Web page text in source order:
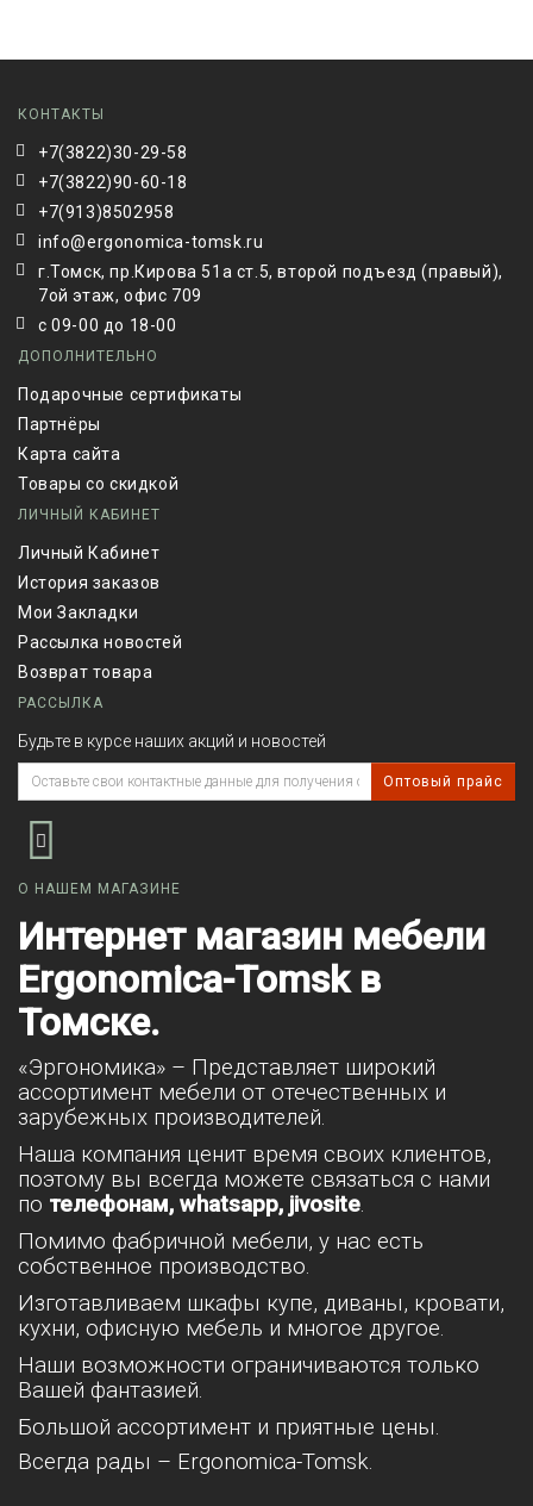
КОНТАКТЫ
+7(3822)30-29-58
+7(3822)90-60-18
+7(913)8502958
info@ergonomica-tomsk.ru
г.Томск, пр.Кирова 51а ст.5, второй подъезд (правый),
7ой этаж, офис 709
с 09-00 до 18-00
ДОПОЛНИТЕЛЬНО
Подарочные сертификаты
Партнёры
Карта сайта
Товары со скидкой
ЛИЧНЫЙ КАБИНЕТ
Личный Кабинет
История заказов
Мои Закладки
Рассылка новостей
Возврат товара
РАССЫЛКА
Будьте в курсе наших акций и новостей
Оптовый прайс
О НАШЕМ МАГАЗИНЕ
Интернет магазин мебели
Ergonomica-Tomsk в
Томске.
«Эргономика» – Представляет широкий
ассортимент мебели от отечественных и
зарубежных производителей.
Наша компания ценит время своих клиентов,
поэтому вы всегда можете связаться с нами
по телефонам, whatsapp, jivosite.
Помимо фабричной мебели, у нас есть
собственное производство.
Изготавливаем шкафы купе, диваны, кровати,
кухни, офисную мебель и многое другое.
Наши возможности ограничиваются только
Вашей фантазией.
Большой ассортимент и приятные цены.
Всегда рады – Ergonomica-Tomsk.